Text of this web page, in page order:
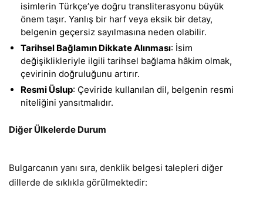
isimlerin Türkçe’ye doğru transliterasyonu büyük
önem taşır. Yanlış bir harf veya eksik bir detay,
belgenin geçersiz sayılmasına neden olabilir.
Tarihsel Bağlamın Dikkate Alınması: İsim
değişiklikleriyle ilgili tarihsel bağlama hâkim olmak,
çevirinin doğruluğunu artırır.
Resmi Üslup: Çeviride kullanılan dil, belgenin resmi
niteliğini yansıtmalıdır.
Diğer Ülkelerde Durum
Bulgarcanın yanı sıra, denklik belgesi talepleri diğer
dillerde de sıklıkla görülmektedir: